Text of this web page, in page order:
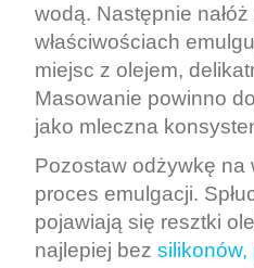
wodą. Następnie
właściwościach
miejsc z olejem,
Masowanie powinno
jako mleczna
Pozostaw odżywkę na
proces emulgacji.
pojawiają się resztki
najlepiej bez silikonów,